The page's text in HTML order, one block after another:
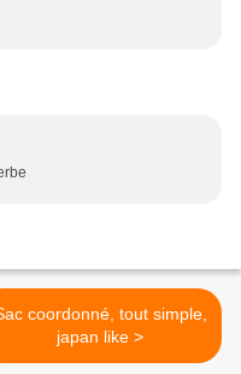
coordonné, tout simple,
japan like >